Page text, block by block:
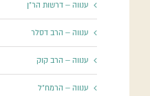
ענווה – דרשות הר"ן
ענווה – הרב דסלר
ענווה – הרב קוק
ענווה – הרמח"ל